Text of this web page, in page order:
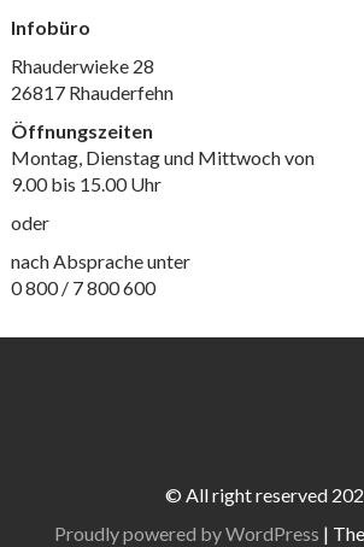
Infobüro
Rhauderwieke 28
26817 Rhauderfehn
Öffnungszeiten
Montag, Dienstag und Mittwoch von
9.00 bis 15.00 Uhr
oder
nach Absprache unter
0 800 / 7 800 600
© All right reserved
Proudly powered by WordPress |